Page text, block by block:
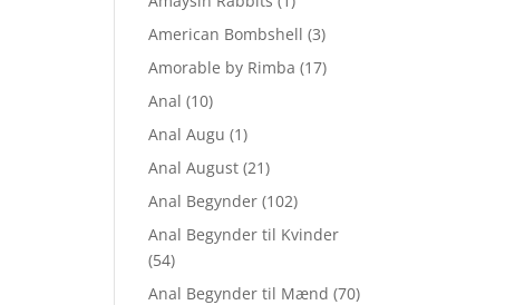
American Bombshell (3)
Amorable by Rimba (17)
Anal (10)
Anal Augu (1)
Anal August (21)
Anal Begynder (102)
Anal Begynder til Kvinder
(54)
Anal Begynder til Mænd (70)